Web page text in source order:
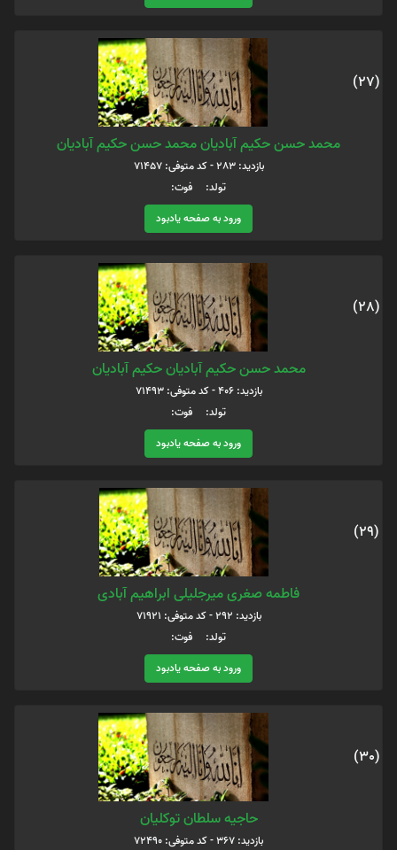
(27)
محمد حسن حکیم آبادیان محمد حسن حکیم آبادیان
بازدید: 283 - کد متوفی: 71457
تولد: فوت:
ورود به صفحه یادبود
(28)
محمد حسن حکیم آبادیان حکیم آبادیان
بازدید: 406 - کد متوفی: 71493
تولد: فوت:
ورود به صفحه یادبود
(29)
فاطمه صغری میرجلیلی ابراهیم آبادی
بازدید: 292 - کد متوفی: 71921
تولد: فوت:
ورود به صفحه یادبود
(30)
حاجیه سلطان توکلیان
بازدید: 367 - کد متوفی: 72490